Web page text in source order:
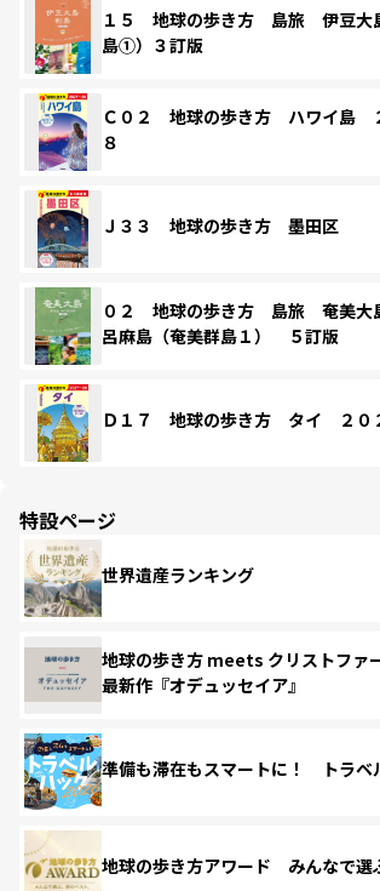
１５ 地球の歩き方 島旅 伊豆大
島①）３訂版
Ｃ０２ 地球の歩き方 ハワイ島
８
Ｊ３３ 地球の歩き方 墨田区
０２ 地球の歩き方 島旅 奄美
呂麻島（奄美群島１） ５訂版
Ｄ１７ 地球の歩き方 タイ ２０
特設ページ
世界遺産ランキング
地球の歩き方 meets クリストファ
最新作『オデュッセイア』
準備も滞在もスマートに！ トラベ
地球の歩き方アワード みんなで選